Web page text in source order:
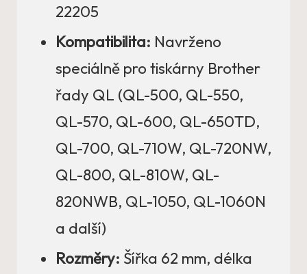
22205
Kompatibilita: Navrženo
speciálně pro tiskárny Brother
řady QL (QL-500, QL-550,
QL-570, QL-600, QL-650TD,
QL-700, QL-710W, QL-720NW,
QL-800, QL-810W, QL-
820NWB, QL-1050, QL-1060N
a další)
Rozměry: Šířka 62 mm, délka